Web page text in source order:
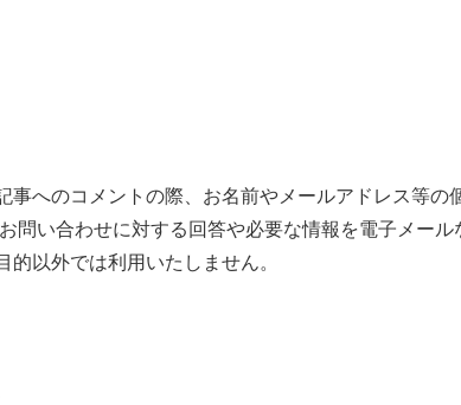
事へのコメントの際、お名前やメールアドレス等の
問い合わせに対する回答や必要な情報を電子メー
以外では利用いたしません。